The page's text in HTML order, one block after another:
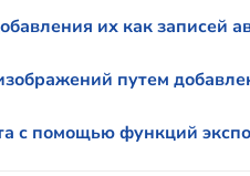
их как записей
путем
с помощью функций